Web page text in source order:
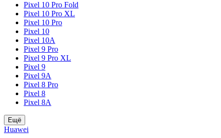
Pixel 10 Pro Fold
Pixel 10 Pro XL
Pixel 10 Pro
Pixel 10
Pixel 10A
Pixel 9 Pro
Pixel 9 Pro XL
Pixel 9
Pixel 9A
Pixel 8 Pro
Pixel 8
Pixel 8A
Ещё
Huawei